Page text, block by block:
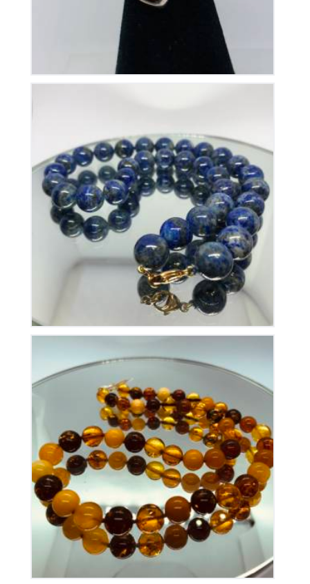
Collier Lapis Lazuli
175
Collier en Ambre
310€